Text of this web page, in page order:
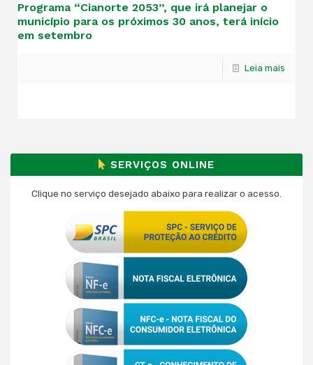
Programa “Cianorte 2053”, que irá planejar o
município para os próximos 30 anos, terá início
em setembro
Leia mais
SERVIÇOS ONLINE
Clique no serviço desejado abaixo para realizar o acesso.